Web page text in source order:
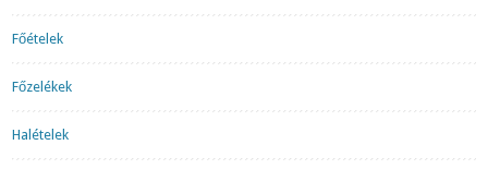
Főételek
Főzelékek
Halételek